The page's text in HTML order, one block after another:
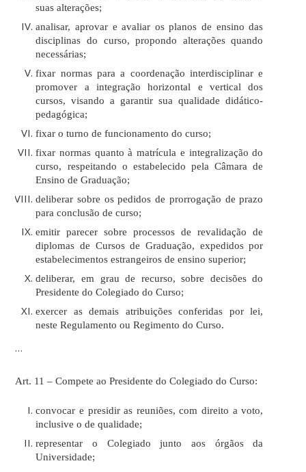
suas alterações;
analisar, aprovar e avaliar os planos de ensino das
disciplinas do curso, propondo alterações quando
necessárias;
fixar normas para a coordenação interdisciplinar e
promover a integração horizontal e vertical dos
cursos, visando a garantir sua qualidade didático-
pedagógica;
fixar o turno de funcionamento do curso;
fixar normas quanto à matrícula e integralização do
curso, respeitando o estabelecido pela Câmara de
Ensino de Graduação;
deliberar sobre os pedidos de prorrogação de prazo
para conclusão de curso;
emitir parecer sobre processos de revalidação de
diplomas de Cursos de Graduação, expedidos por
estabelecimentos estrangeiros de ensino superior;
deliberar, em grau de recurso, sobre decisões do
Presidente do Colegiado do Curso;
exercer as demais atribuições conferidas por lei,
neste Regulamento ou Regimento do Curso.
…
Art. 11 – Compete ao Presidente do Colegiado do Curso:
convocar e presidir as reuniões, com direito a voto,
inclusive o de qualidade;
representar o Colegiado junto aos órgãos da
Universidade;